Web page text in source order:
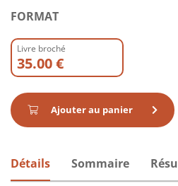
FORMAT
Livre broché
35.00 €
Ajouter au panier
Détails Sommaire